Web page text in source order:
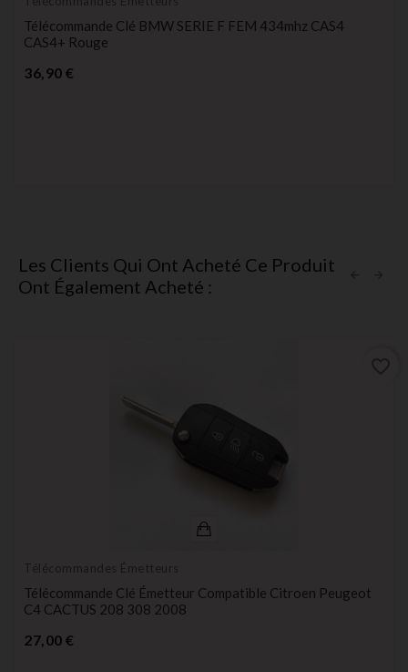
Télécommande Clé BMW SERIE F FEM 434mhz CAS4
CAS4+ Rouge
36,90 €
Les Clients Qui Ont Acheté Ce Produit
Ont Également Acheté :
Télécommandes Émetteurs
Télécommande Clé Émetteur Compatible Citroen Peugeot
C4 CACTUS 208 308 2008
27,00 €